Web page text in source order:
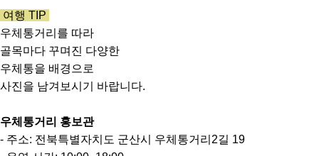
여행 TIP
우체통거리를 따라
골목마다 꾸며진 다양한
우체통을 배경으로
사진을 남겨보시기 바랍니다.
우체통거리 홍보관
- 주소: 전북특별자치도 군산시 우체통거리2길 19